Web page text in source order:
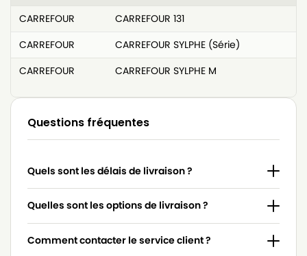
CARREFOUR
CARREFOUR 131
CARREFOUR
CARREFOUR SYLPHE (Série)
CARREFOUR
CARREFOUR SYLPHE M
Questions fréquentes
Quels sont les délais de livraison ?
Quelles sont les options de livraison ?
Comment contacter le service client ?